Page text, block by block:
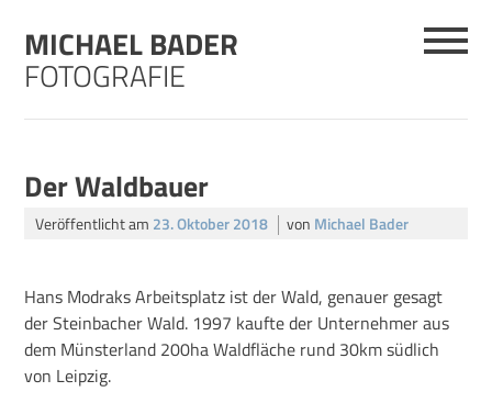
contentMICHAEL BADER
FOTOGRAFIE
Der Waldbauer
Veröffentlicht am 23. Oktober 2018 von Michael Bader
Hans Modraks Arbeitsplatz ist der Wald, genauer gesagt
der Steinbacher Wald. 1997 kaufte der Unternehmer aus
dem Münsterland 200ha Waldfläche rund 30km südlich
von Leipzig.